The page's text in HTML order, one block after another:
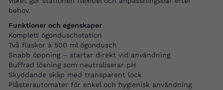
behov.
Funktioner och egenskaper
Komplett ögonduschstation
Två flaskor à 500 ml ögondusch
Snabb öppning – startar direkt vid användning
Buffrad lösning som neutraliserar pH
Skyddande skåp med transparent lock
Plåsterautomater för enkel och hygienisk användning